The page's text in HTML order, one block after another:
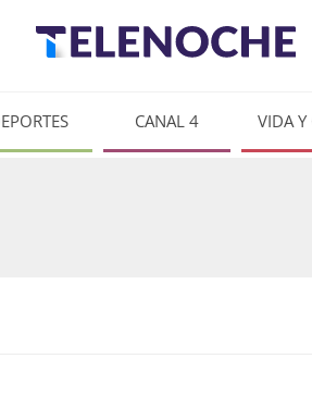
CANAL 4 VIDA Y